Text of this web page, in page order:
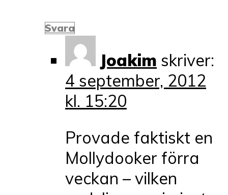
Svara
Joakim skriver:
4 september, 2012
kl. 15:20
Provade faktiskt en
Mollydooker förra
veckan – vilken